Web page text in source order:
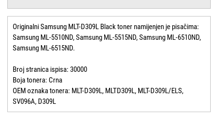
Originalni Samsung MLT-D309L Black toner namijenjen je pisačima:
Samsung ML-5510ND, Samsung ML-5515ND, Samsung ML-6510ND,
Samsung ML-6515ND.
Broj stranica ispisa: 30000
Boja tonera: Crna
OEM oznaka tonera: MLT-D309L, MLTD309L, MLT-D309L/ELS,
SV096A, D309L